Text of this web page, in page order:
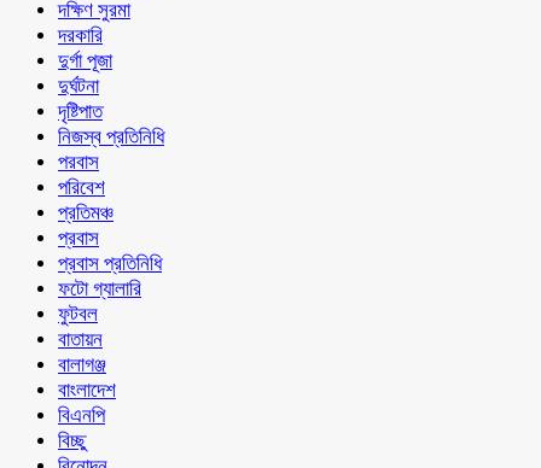
দক্ষিণ সুরমা
দরকারি
দুর্গা পূজা
দুর্ঘটনা
দৃষ্টিপাত
নিজস্ব প্রতিনিধি
পরবাস
পরিবেশ
প্রতিমঞ্চ
প্রবাস
প্রবাস প্রতিনিধি
ফটো গ্যালারি
ফুটবল
বাতায়ন
বালাগঞ্জ
বাংলাদেশ
বিএনপি
বিচ্ছু